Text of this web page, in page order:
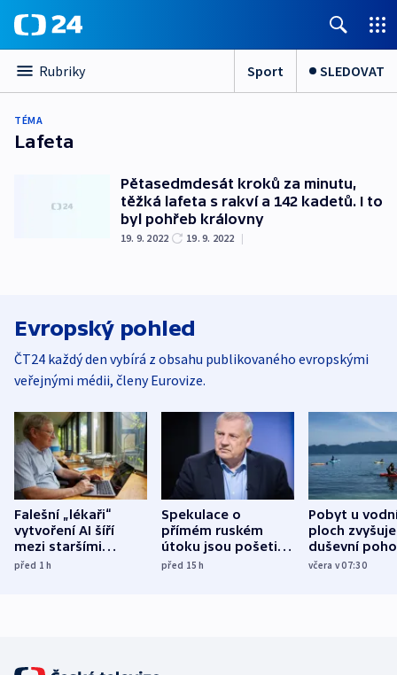
Rubriky Sport SLEDOVAT
TÉMA
Lafeta
Pětasedmdesát kroků za minutu,
těžká lafeta s rakví a 142 kadetů. I to
byl pohřeb královny
19. 9. 2022 19. 9. 2022 |
Evropský pohled
ČT24 každý den vybírá z obsahu publikovaného evropskými
veřejnými médii, členy Eurovize.
Falešní „lékaři“
vytvoření AI šíří
mezi staršími
Poláky nebezpečné
před 1h
Spekulace o
přímém ruském
útoku jsou pošetilé,
míní estonský
před 15h
Pobyt u
ploch zvyšuje
duševní
ukázala
včera v 07:30